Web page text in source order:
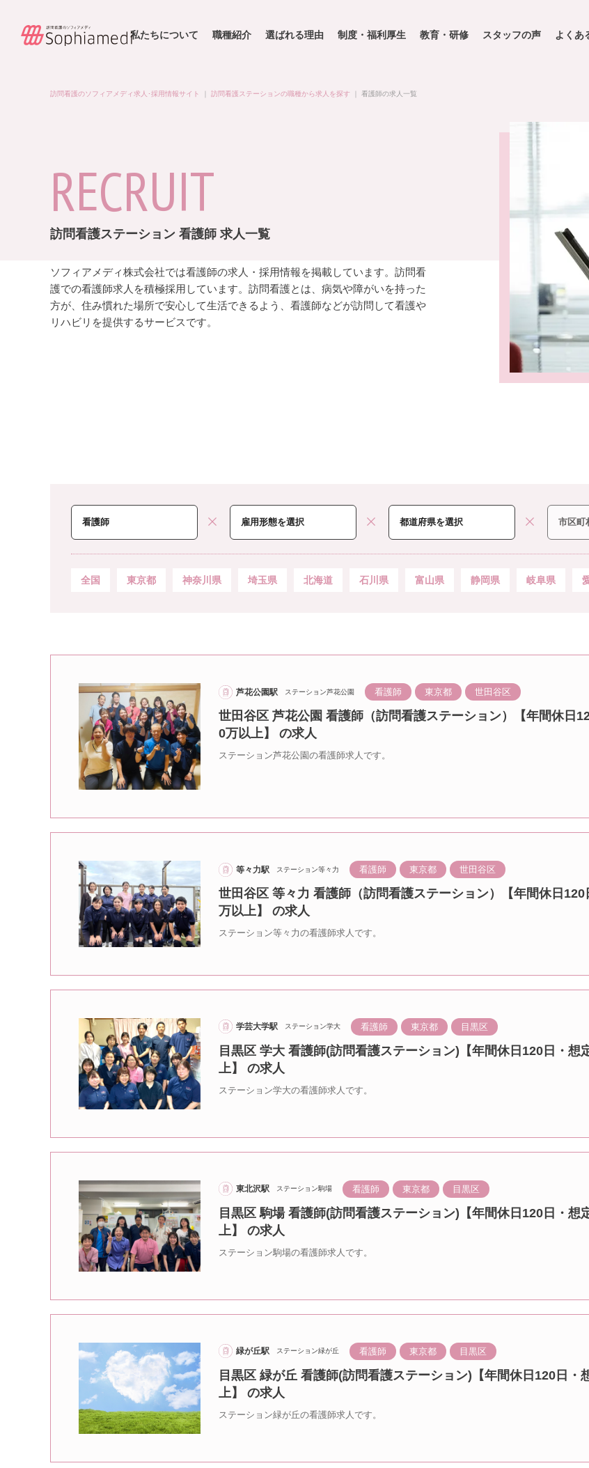
私たちについて 職種紹介 選ばれる理由 制度・福利厚生 教育・研修 スタッフの声 よくあ
訪問看護のソフィアメディ求人･採用情報サイト 訪問看護ステーションの職種から求人を探す 看護師の求人一覧
RECRUIT
訪問看護ステーション 看護師 求人一覧
ソフィアメディ株式会社では看護師の求人・採用情報を掲載しています。訪問看
護での看護師求人を積極採用しています。訪問看護とは、病気や障がいを持った
方が、住み慣れた場所で安心して生活できるよう、看護師などが訪問して看護や
リハビリを提供するサービスです。
全国 東京都 神奈川県 埼玉県 北海道 石川県 富山県 静岡県 岐阜県
芦花公園駅 ステーション芦花公園 看護師 東京都 世田谷区
世田谷区 芦花公園 看護師（訪問看護ステーション）【年間休日
0万以上】 の求人
ステーション芦花公園の看護師求人です。
等々力駅 ステーション等々力 看護師 東京都 世田谷区
世田谷区 等々力 看護師（訪問看護ステーション）【年間休日
万以上】 の求人
ステーション等々力の看護師求人です。
学芸大学駅 ステーション学大 看護師 東京都 目黒区
目黒区 学大 看護師(訪問看護ステーション)【年間休日120日・想
上】 の求人
ステーション学大の看護師求人です。
東北沢駅 ステーション駒場 看護師 東京都 目黒区
目黒区 駒場 看護師(訪問看護ステーション)【年間休日120日・想
上】 の求人
ステーション駒場の看護師求人です。
緑が丘駅 ステーション緑が丘 看護師 東京都 目黒区
目黒区 緑が丘 看護師(訪問看護ステーション)【年間休日120日・
上】 の求人
ステーション緑が丘の看護師求人です。